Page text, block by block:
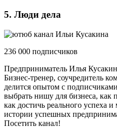
5. Люди дела
236 000 подписчиков
Предприниматель Илья
Бизнес-тренер, соучредитель
делится опытом с
выбрать нишу для бизнеса, как
как достичь реального успеха
истории успешных
Посетить канал!